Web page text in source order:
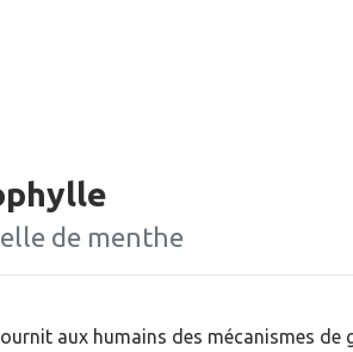
de menthe
aux humains des mécanismes